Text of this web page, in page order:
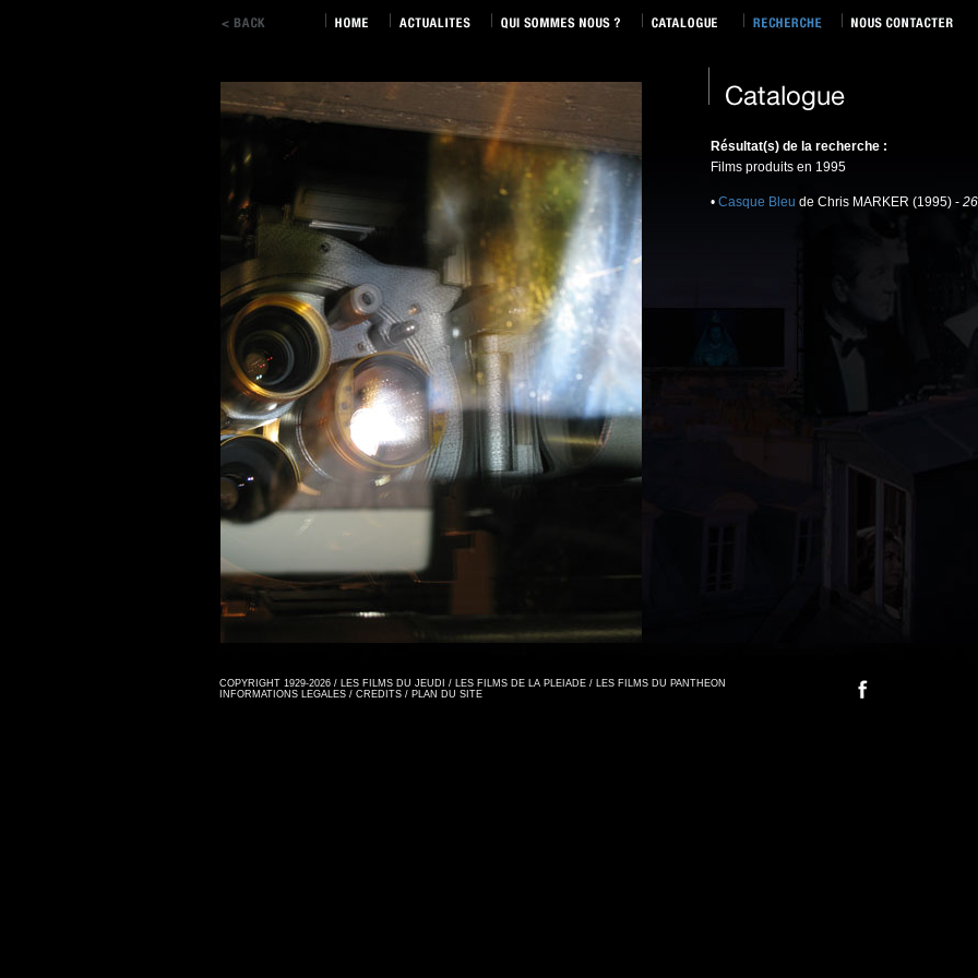
Résultat(s) de la recherche :
Films produits en 1995
• Casque Bleu de Chris MARKER (1995) -
COPYRIGHT 1929-2026 / LES FILMS DU JEUDI / LES FILMS DE LA PLEIADE / LES FILMS DU PANTHEON
INFORMATIONS LEGALES / CREDITS / PLAN DU SITE